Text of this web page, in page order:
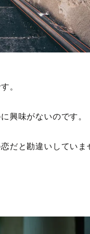
。
興味がないのです。
だと勘違いしていま